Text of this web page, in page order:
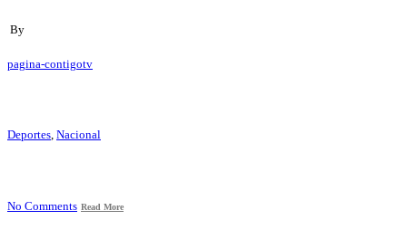
By
pagina-contigotv
Deportes Nacional
No Comments Read More